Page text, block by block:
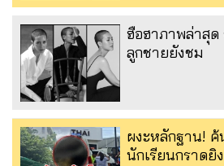
ฮือฮาภาพล่าสุ
ลูกชายยังชม
ผงะหลักฐาน! ค้
นักเรียนกราดยิ